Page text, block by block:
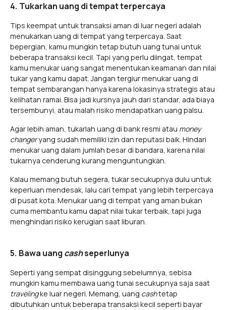
4. Tukarkan uang di tempat terpercaya
Tips keempat untuk transaksi aman di luar negeri adalah
menukarkan uang di tempat yang terpercaya. Saat
bepergian, kamu mungkin tetap butuh uang tunai untuk
beberapa transaksi kecil. Tapi yang perlu diingat, tempat
kamu menukar uang sangat menentukan keamanan dan nilai
tukar yang kamu dapat. Jangan tergiur menukar uang di
tempat sembarangan hanya karena lokasinya strategis atau
kelihatan ramai. Bisa jadi kursnya jauh dari standar, ada biaya
tersembunyi, atau malah risiko mendapatkan uang palsu.
Agar lebih aman, tukarlah uang di bank resmi atau money
changeryang sudah memiliki izin dan reputasi baik. Hindari
menukar uang dalam jumlah besar di bandara, karena nilai
tukarnya cenderung kurang menguntungkan.
Kalau memang butuh segera, tukar secukupnya dulu untuk
keperluan mendesak, lalu cari tempat yang lebih terpercaya
di pusat kota. Menukar uang di tempat yang aman bukan
cuma membantu kamu dapat nilai tukar terbaik, tapi juga
menghindari risiko kerugian saat liburan.
5. Bawa uang cashseperlunya
Seperti yang sempat disinggung sebelumnya, sebisa
mungkin kamu membawa uang tunai secukupnya saja saat
travelingke luar negeri. Memang, uang cashtetap
dibutuhkan untuk beberapa transaksi kecil seperti bayar